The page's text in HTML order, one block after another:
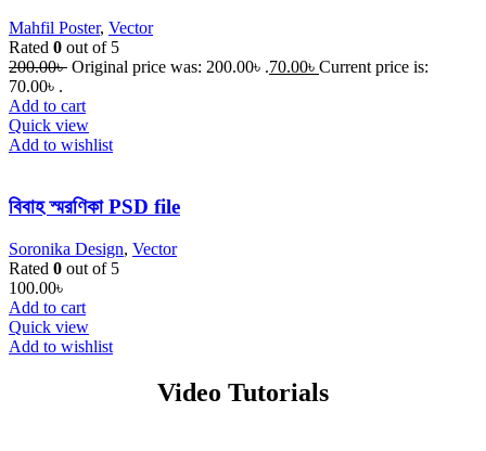
Mahfil Poster, Vector
Rated 0 out of 5
200.00৳ Original price was: 200.00৳ .70.00৳ Current price is:
70.00৳ .
Add to cart
Quick view
Add to wishlist
বিবাহ স্মরণিকা PSD file
Soronika Design, Vector
Rated 0 out of 5
100.00৳
Add to cart
Quick view
Add to wishlist
Video Tutorials